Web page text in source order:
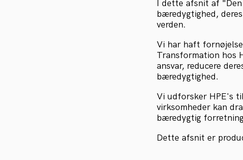
I dette afsnit af
bæredygtighed,
verden.
Vi har haft
Transformation hos
ansvar, reducere
bæredygtighed.
Vi udforsker HPE's
virksomheder kan
bæredygtig
Dette afsnit er